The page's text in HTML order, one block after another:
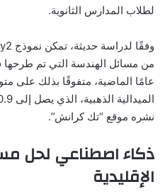
لطلاب المدارس الثانوية.
عامًا الماضية، متفوقًا بذلك على
نشره موقع “تك كرانش”.
ذكاء اصطناعي لحل
الإقليدية